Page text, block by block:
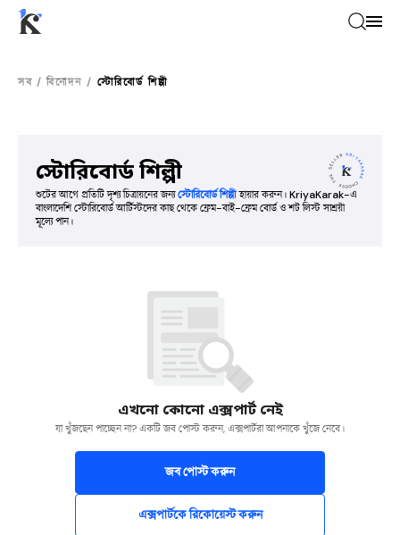
সব / বিনোদন / স্টোরিবোর্ড শিল্পী
স্টোরিবোর্ড শিল্পী
শুটের আগে প্রতিটি দৃশ্য চিত্রায়নের জন্যস্টোরিবোর্ড শিল্পীহায়ার করুন। KriyaKarak-এ
বাংলাদেশি স্টোরিবোর্ড আর্টিস্টদের কাছ থেকে ফ্রেম-বাই-ফ্রেম বোর্ড ও শট লিস্ট সাশ্রয়ী
মূল্যে পান।
এখনো কোনো এক্সপার্ট নেই
যা খুঁজছেন পাচ্ছেন না? একটি জব পোস্ট করুন, এক্সপার্টরা আপনাকে খুঁজে নেবে।
জব পোস্ট করুন
এক্সপার্টকে রিকোয়েস্ট করুন